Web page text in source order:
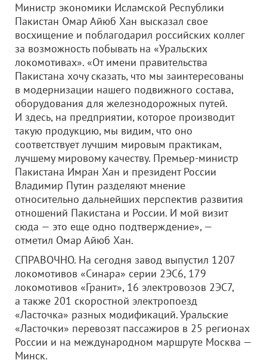
Министр экономики Исламской Республики
Пакистан Омар Айюб Хан высказал свое
восхищение и поблагодарил российских коллег
за возможность побывать на «Уральских
локомотивах». «От имени правительства
Пакистана хочу сказать, что мы заинтересованы
в модернизации нашего подвижного состава,
оборудования для железнодорожных путей.
И здесь, на предприятии, которое производит
такую продукцию, мы видим, что оно
соответствует лучшим мировым практикам,
лучшему мировому качеству. Премьер-министр
Пакистана Имран Хан и президент России
Владимир Путин разделяют мнение
относительно дальнейших перспектив развития
отношений Пакистана и России. И мой визит
сюда — это еще одно подтверждение», —
отметил Омар Айюб Хан.
СПРАВОЧНО. На сегодня завод выпустил 1207
локомотивов «Синара» серии 2ЭС6, 179
локомотивов «Гранит», 16 электровозов 2ЭС7,
а также 201 скоростной электропоезд
«Ласточка» разных модификаций. Уральские
«Ласточки» перевозят пассажиров в 25 регионах
России и на международном маршруте Москва —
Минск.